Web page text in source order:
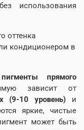
использования
оттенка
кондиционером в
прямого
зависит от
(9-10 уровень) и
яркие, чистые
может быть